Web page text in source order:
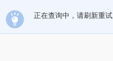
正在查询中，请刷新重试